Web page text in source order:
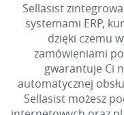
Sellasist
systemami ERP,
dzięki czemu
zamówieniami
gwarantuje Ci
automatycznej
Sellasist możesz